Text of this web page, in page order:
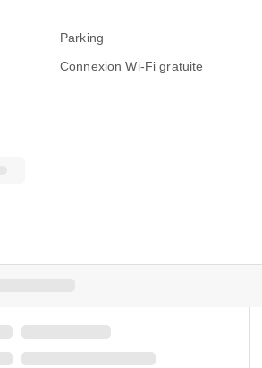
Parking
Connexion Wi-Fi gratuite